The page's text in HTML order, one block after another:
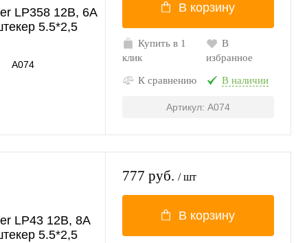
LP358 12В, 6A
5.5*2,5
A074
В корзину
Купить в 1
клик
В
избранное
К сравнению В наличии
Артикул: A074
LP43 12В, 8A
5.5*2,5
777 руб. / шт
В корзину